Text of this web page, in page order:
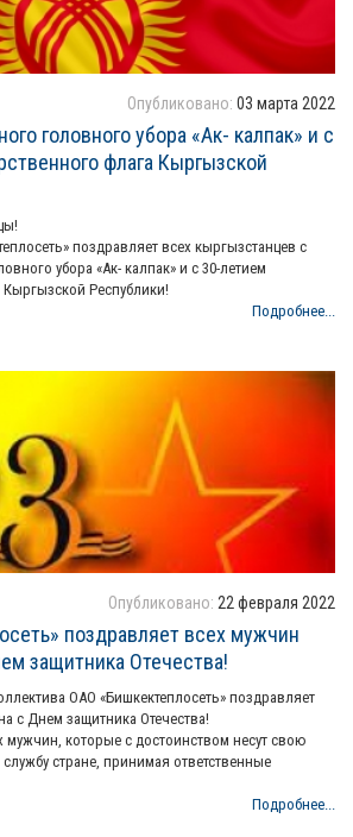
Опубликовано: 03 марта 2022
головного убора «Ак- калпак» и с
флага Кыргызской
поздравляет всех кыргызстанцев с
убора «Ак- калпак» и с 30-летием
Кыргызской Республики!
Подробнее...
Опубликовано: 22 февраля 2022
поздравляет всех мужчин
защитника Отечества!
ОАО «Бишкектеплосеть» поздравляет
с Днем защитника Отечества!
мужчин, которые с достоинством несут свою
стране, принимая ответственные
Подробнее...